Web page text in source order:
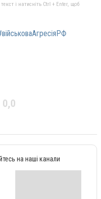
і натисніть Ctrl + Enter, щоб
0,0
на наші канали